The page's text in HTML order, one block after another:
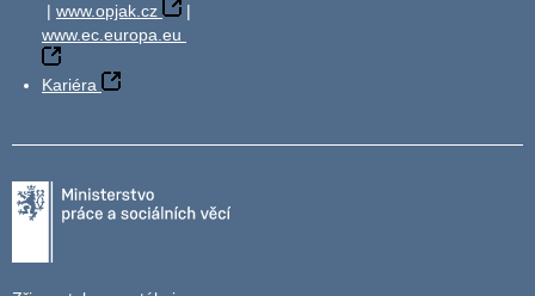
| www.opjak.cz
|
www.ec.europa.eu
Kariéra